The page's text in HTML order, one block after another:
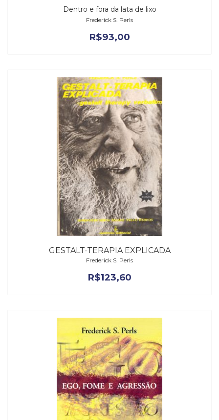
Dentro e fora da lata de lixo
Frederick S. Perls
R$93,00
GESTALT-TERAPIA EXPLICADA
Frederick S. Perls
R$123,60